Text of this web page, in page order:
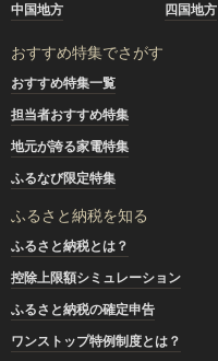
中国地方
四国地方
おすすめ特集でさがす
おすすめ特集一覧
担当者おすすめ特集
地元が誇る家電特集
ふるなび限定特集
ふるさと納税を知る
ふるさと納税とは？
控除上限額シミュレーション
ふるさと納税の確定申告
ワンストップ特例制度とは？